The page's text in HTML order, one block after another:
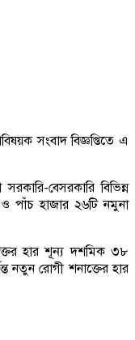
সংবাদ বিজ্ঞপ্তিতে এ
বেসরকারি বিভিন্ন
ও পাঁচ হাজার ২৬টি নমুনা
হার শূন্য দশমিক ৩৮
নতুন রোগী শনাক্তের হার